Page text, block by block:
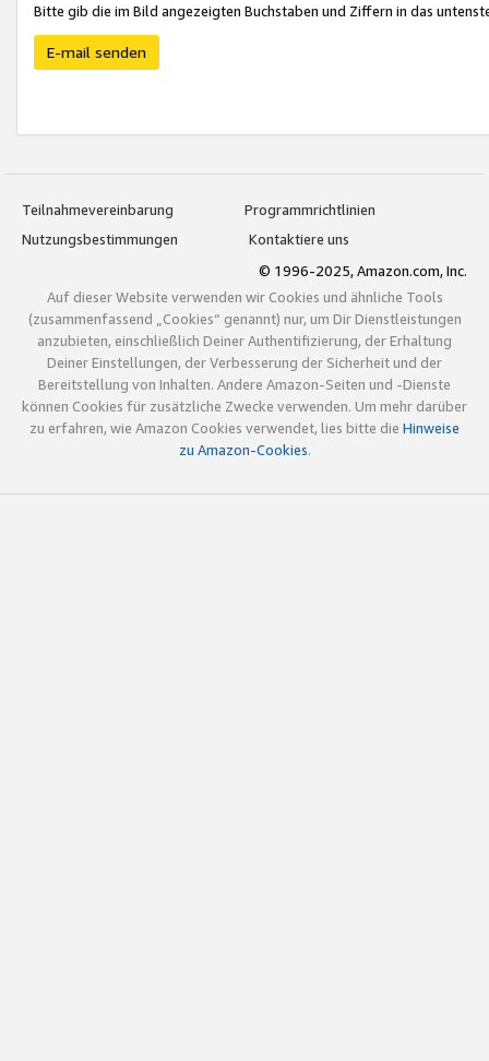
Bitte gib die im Bild angezeigten Buchstaben und Ziffern in das
E-mail senden
Teilnahmevereinbarung
Programmrichtlinien
Nutzungsbestimmungen
Kontaktiere uns
© 1996-2025, Amazon.com, Inc.
Auf dieser Website verwenden wir Cookies und ähnliche Tools
(zusammenfassend „Cookies“ genannt) nur, um Dir Dienstleistungen
anzubieten, einschließlich Deiner Authentifizierung, der Erhaltung
Deiner Einstellungen, der Verbesserung der Sicherheit und der
Bereitstellung von Inhalten. Andere Amazon-Seiten und -Dienste
können Cookies für zusätzliche Zwecke verwenden. Um mehr darüber
zu erfahren, wie Amazon Cookies verwendet, lies bitte die Hinweise
zu Amazon-Cookies.